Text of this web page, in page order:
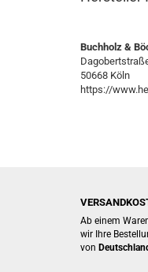
Buchholz &
50668 Köln
https://
Ab einem
wir Ihre
von